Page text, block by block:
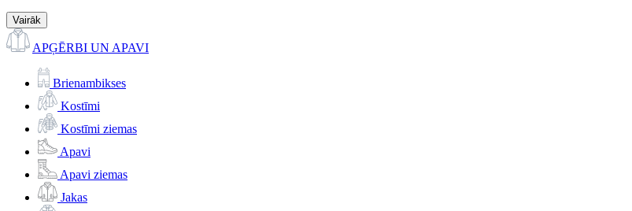
Vairāk
APĢĒRBI UN APAVI
Brienambikses
Kostīmi
Kostīmi ziemas
Apavi
Apavi ziemas
Jakas